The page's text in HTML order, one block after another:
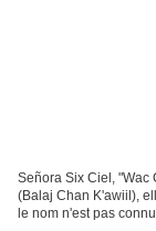
Señora Six Ciel, "Wac
(Balaj Chan K'awiil),
le nom n'est pas